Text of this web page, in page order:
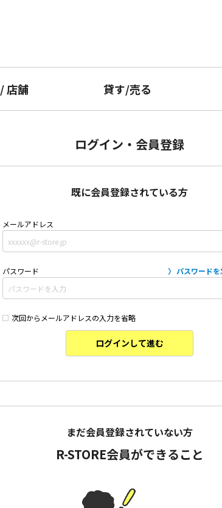
/店舗 貸す/売る
ログイン・会員登録
既に会員登録されている方
メールアドレス
パスワード パスワード
次回からメールアドレスの入力を省略
ログインして進む
まだ会員登録されていない方
R-STORE会員ができること